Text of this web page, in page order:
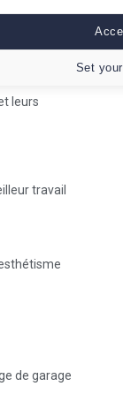
leurs
travail
de garage
Set